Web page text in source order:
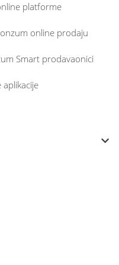
platforme
online prodaju
Smart prodavaonici